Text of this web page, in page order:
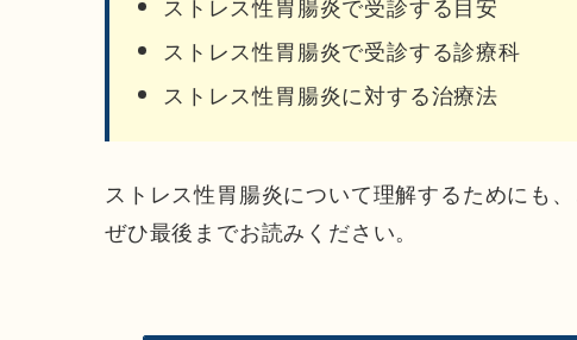
ストレス性胃腸炎で受診する診療科
ストレス性胃腸炎に対する治療法
ストレス性胃腸炎について理解するためにも
ぜひ最後までお読みください。